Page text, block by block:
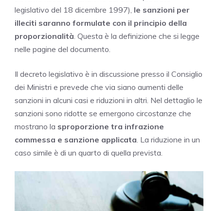
legislativo del 18 dicembre 1997), le sanzioni per
illeciti saranno formulate con il principio della
proporzionalità. Questa è la definizione che si legge
nelle pagine del documento.
Il decreto legislativo è in discussione presso il Consiglio
dei Ministri e prevede che via siano aumenti delle
sanzioni in alcuni casi e riduzioni in altri. Nel dettaglio le
sanzioni sono ridotte se emergono circostanze che
mostrano la sproporzione tra infrazione
commessa e sanzione applicata. La riduzione in un
caso simile è di un quarto di quella prevista.